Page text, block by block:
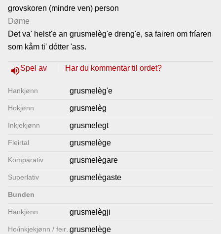
grovskoren (mindre ven) person
Døme
Det va' helst'e an grusmelèg'e dreng'e, sa fairen om fríaren
som kåm ti' dótter 'ass.
volume_upSpel av Har du kommentar til ordet?
Hankjønn grusmelèg'e
Hokjønn grusmelèg
Inkjekjønn grusmelegt
Fleirtal grusmelège
Komparativ grusmelègare
Superlativ grusmelègaste
Bunden
Hankjønn grusmelègji
Ho/inkjekjønn / feirtal
grusmelège
Nyhende
Lenkjer
Kontakt
oss